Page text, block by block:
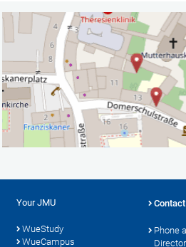
Your JMU
WueStudy
WueCampus
Contact
Phone